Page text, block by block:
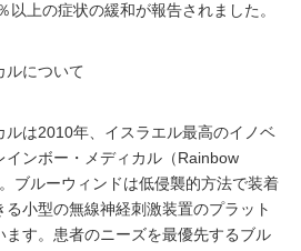
以上の症状の緩和が報告されました。
ルについて
ルは2010年、イスラエル最高のイノベ
インボー・メディカル（Rainbow
ブルーウィンドは低侵襲的方法で装着
る小型の無線神経刺激装置のプラット
ます。患者のニーズを最優先するブル